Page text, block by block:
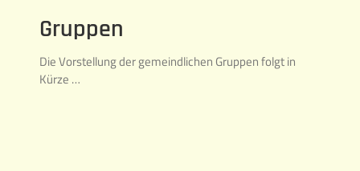
Gruppen
Die Vorstellung der gemeindlichen Gruppen folgt in
Kürze …